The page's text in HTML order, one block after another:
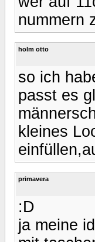
nummern
holm otto
so ich
passt es
kleines
primavera
:D
ja meine